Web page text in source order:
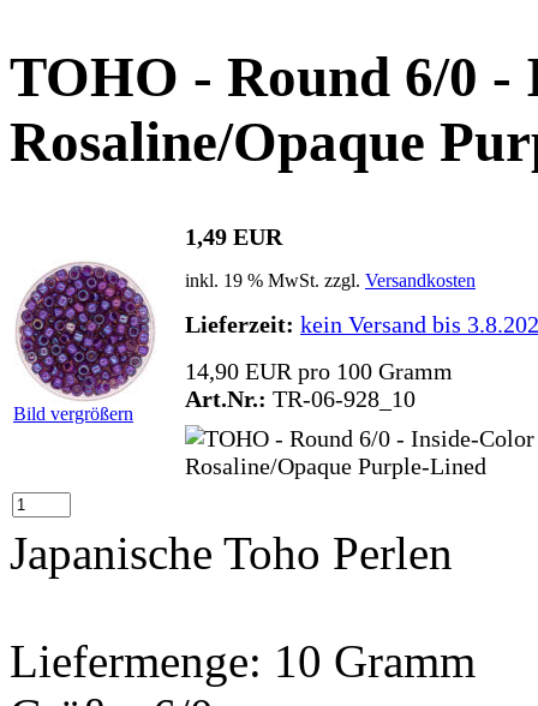
TOHO - Round 6/0 -
Rosaline/Opaque
Bild vergrößern
1,49 EUR
inkl. 19 % MwSt. zzgl. Versandkosten
Lieferzeit: kein Versand bis
14,90 EUR pro 100 Gramm
Art.Nr.: TR-06-928_10
Japanische Toho Perlen
Liefermenge: 10 Gramm